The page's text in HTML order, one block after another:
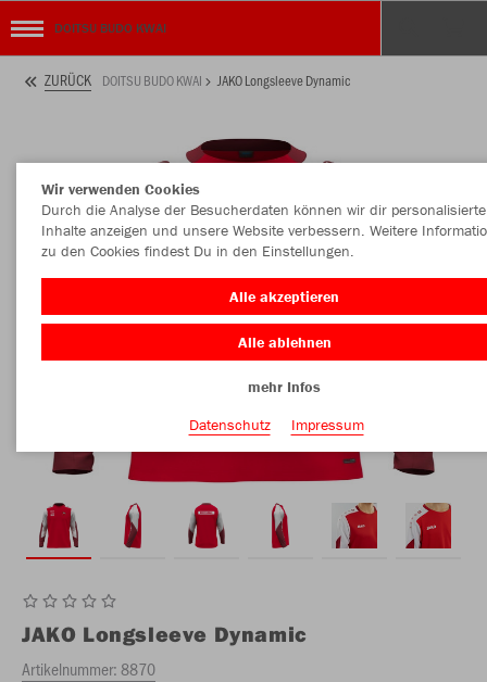
DOITSU BUDO KWAI
ZURÜCK DOITSU BUDO KWAI JAKO Longsleeve Dynamic
JAKO Longsleeve Dynamic
Artikelnummer:8870
Wir verwenden Cookies
Durch die Analyse der Besucherdaten können wir dir personalisierte
Inhalte anzeigen und unsere Website verbessern. Weitere
zu den Cookies findest Du in den Einstellungen.
Alle akzeptieren
Alle ablehnen
mehr Infos
Datenschutz
Impressum